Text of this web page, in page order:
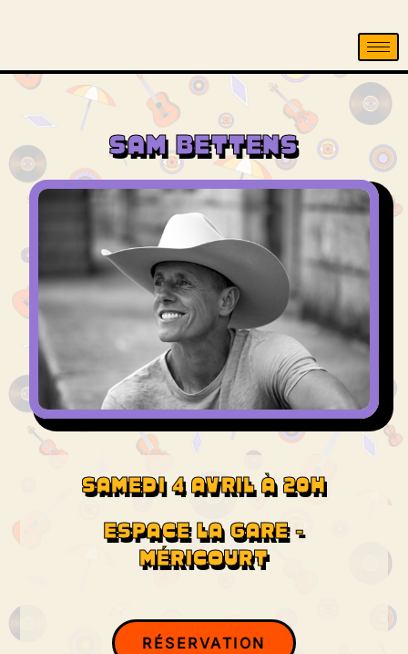
SAM BETTENS
SAMEDI 4 AVRIL À 20H
ESPACE LA GARE -
MÉRICOURT
RÉSERVATION